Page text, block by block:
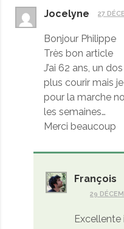
Jocelyne 27
Bonjour Philippe
Très bon article
J’ai 62 ans, un
plus courir mais
pour la marche
les semaines…
Merci beaucoup
François
29
Excellente